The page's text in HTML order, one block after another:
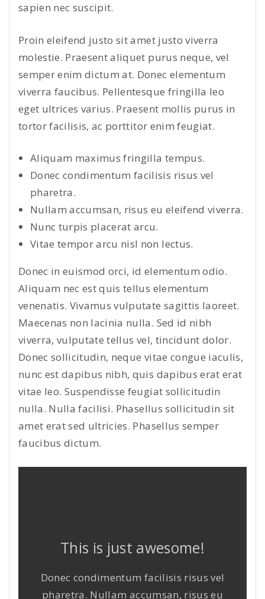
sapien nec suscipit.
Proin eleifend justo sit amet justo viverra
molestie. Praesent aliquet purus neque, vel
semper enim dictum at. Donec elementum
viverra faucibus. Pellentesque fringilla leo
eget ultrices varius. Praesent mollis purus in
tortor facilisis, ac porttitor enim feugiat.
Aliquam maximus fringilla tempus.
Donec condimentum facilisis risus vel
pharetra.
Nullam accumsan, risus eu eleifend viverra.
Nunc turpis placerat arcu.
Vitae tempor arcu nisl non lectus.
Donec in euismod orci, id elementum odio.
Aliquam nec est quis tellus elementum
venenatis. Vivamus vulputate sagittis laoreet.
Maecenas non lacinia nulla. Sed id nibh
viverra, vulputate tellus vel, tincidunt dolor.
Donec sollicitudin, neque vitae congue iaculis,
nunc est dapibus nibh, quis dapibus erat erat
vitae leo. Suspendisse feugiat sollicitudin
nulla. Nulla facilisi. Phasellus sollicitudin sit
amet erat sed ultricies. Phasellus semper
faucibus dictum.
This is just awesome!
Donec condimentum facilisis risus vel
pharetra. Nullam accumsan, risus eu